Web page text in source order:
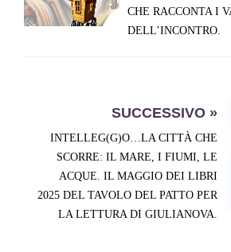
CHE RACCONTA I
DELL’INCONTRO.
SUCCESSIVO »
INTELLEG(G)O…LA CITTÀ CHE
SCORRE: IL MARE, I FIUMI, LE
ACQUE. IL MAGGIO DEI LIBRI
2025 DEL TAVOLO DEL PATTO PER
LA LETTURA DI GIULIANOVA.